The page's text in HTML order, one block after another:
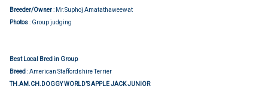
Breeder/Owner: Mr.Suphoj Amatathaweewat
Photos: Group judging
Best Local Bred in Group
Breed : American Staffordshire Terrier
TH.AM.CH.DOGGY WORLD’S APPLE JACK JUNIOR